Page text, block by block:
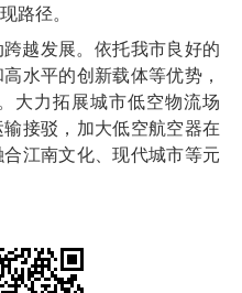
路径。
越发展。依托我市良好的
水平的创新载体等优势，
大力拓展城市低空物流场
接驳，加大低空航空器在
江南文化、现代城市等元